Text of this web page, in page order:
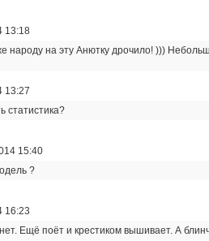
13:18
народу на эту Анютку дрочило! )))
13:27
статистика?
15:40
?
16:23
Ещё поёт и крестиком вышивает. А